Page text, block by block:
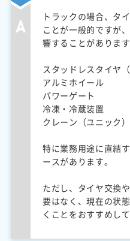
トラックの場合、タ
ことが一般的ですが
響することがあります
スタッドレスタイヤ
アルミホイール
パワーゲート
冷凍・冷蔵装置
クレーン（ユニック
特に業務用途に直結
ースがあります。
ただし、タイヤ交換
要はなく、現在の状
くことをおすすめして